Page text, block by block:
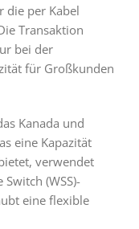
die per Kabel
Transaktion
bei der
für Großkunden
Kanada und
eine Kapazität
verwendet
(WSS)-
eine flexible